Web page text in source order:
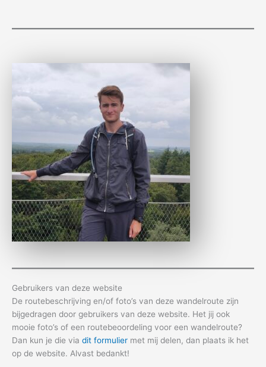
Gebruikers van deze website
De routebeschrijving en/of foto’s van deze wandelroute zijn
bijgedragen door gebruikers van deze website. Het jij ook
mooie foto’s of een routebeoordeling voor een wandelroute?
Dan kun je die via dit formulier met mij delen, dan plaats ik het
op de website. Alvast bedankt!